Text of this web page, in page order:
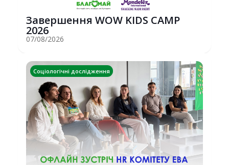
Завершення WOW KIDS CAMP
2026
07/08/2026
Соціологічні дослідження